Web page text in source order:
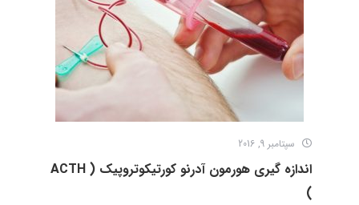
سپتامبر 9, 2016
اندازه گیری هورمون آدرنو کورتیکوتروپیک ( ACTH
)